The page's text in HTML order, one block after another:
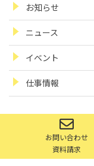
お知らせ
ニュース
イベント
仕事情報
お問い合わせ
資料請求